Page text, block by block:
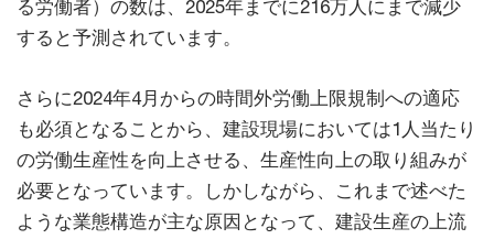
る労働者）の数は、2025年までに216万人にまで減少
すると予測されています。
さらに2024年4月からの時間外労働上限規制への適応
も必須となることから、建設現場においては1人当たり
の労働生産性を向上させる、生産性向上の取り組みが
必要となっています。しかしながら、これまで述べた
ような業態構造が主な原因となって、建設生産の上流